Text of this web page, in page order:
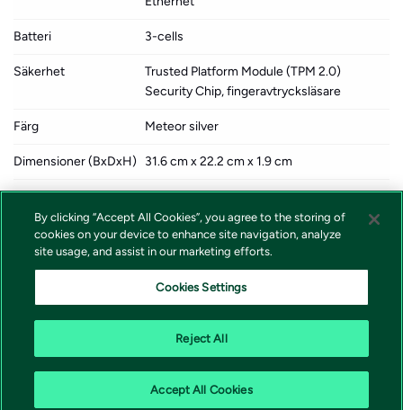
Batteri 3-cells
Säkerhet
Trusted Platform Module (TPM 2.0)
Security Chip, fingeravtrycksläsare
Färg Meteor silver
Dimensioner (BxDxH) 31.6 cm x 22.2 cm x 1.9 cm
Vikt 1.46 kg
Lokalisering
Språk: norska, svenska, finska, danska /
region: Norge, Sverige, Finland, Danmark
HP 3 år på plats med förutsägande
varningar för högpresterande arbetsstation
By clicking “Accept All Cookies”, you agree to the storing of
cookies on your device to enhance site navigation, analyze
site usage, and assist in our marketing efforts.
Cookies Settings
Reject All
Accept All Cookies